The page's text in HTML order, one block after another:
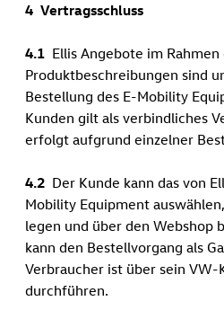
4 Vertragsschluss
4.1 Ellis Angebote im
Produktbeschreibungen sind
Bestellung des E-Mobility
Kunden gilt als verbindliches
erfolgt aufgrund einzelner
4.2 Der Kunde kann das von
Mobility Equipment
legen und über den Webshop
kann den Bestellvorgang als
Verbraucher ist über sein
durchführen.